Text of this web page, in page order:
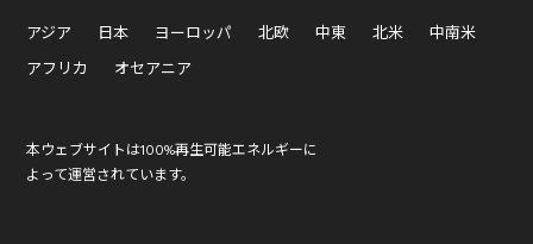
アジア 日本 ヨーロッパ 北欧 中東 北米
中南米
アフリカ
オセアニア
本ウェブサイトは100%再生可能エネルギーに
よって運営されています。